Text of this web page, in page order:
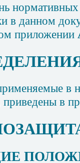
в данном
приложении
в
приведены в